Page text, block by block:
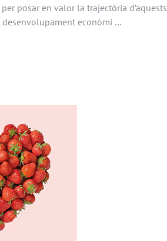
posar en valor la trajectòria d’aquests
econòmi …